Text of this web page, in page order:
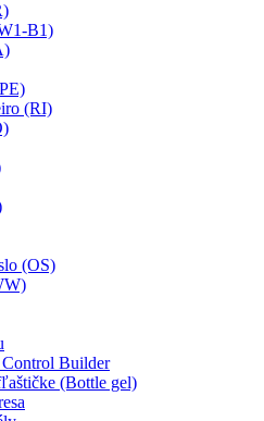
B1)
(RI)
(OS)
Control Builder
(Bottle gel)